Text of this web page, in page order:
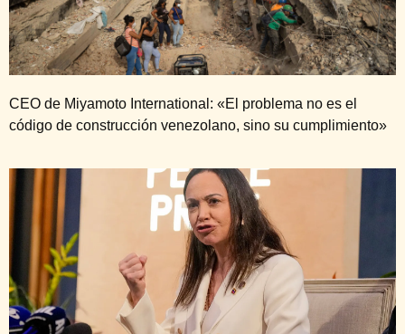
CEO de Miyamoto International: «El problema no es el
código de construcción venezolano, sino su cumplimiento»